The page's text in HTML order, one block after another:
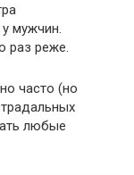
мужчин.
раз реже.
часто (но
любые